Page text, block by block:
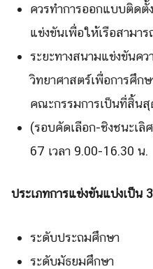
ควรทําการออกแบบติดตั้
แข่งขันเพื่อให้เรือสามาร
ระยะทางสนามแข่งขันค
วิทยาศาสตร์เพื่อการศึก
คณะกรรมการเป็นที่สิ้น
(รอบคัดเลือก-ชิงชนะเ
67 เวลา 9.00-16.30 น.
ประเภทการแข่งขันแบ่งเป็น
ระดับประถมศึกษา
ระดับมัธยมศึกษา